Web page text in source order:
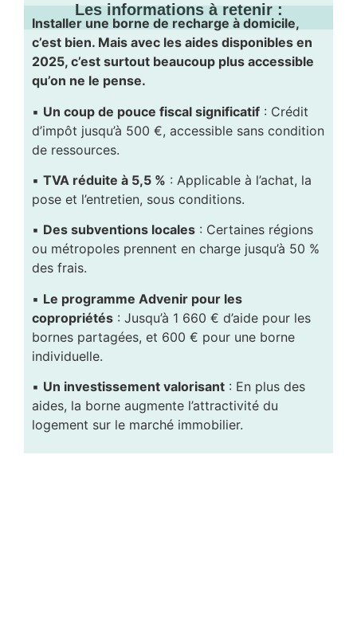
Les informations à retenir :
Installer une borne de recharge à domicile,
c’est bien. Mais avec les aides disponibles en
2025, c’est surtout beaucoup plus accessible
qu’on ne le pense.
▪️ Un coup de pouce fiscal significatif : Crédit
d’impôt jusqu’à 500 €, accessible sans condition
de ressources.
▪️ TVA réduite à 5,5 % : Applicable à l’achat, la
pose et l’entretien, sous conditions.
▪️ Des subventions locales : Certaines régions
ou métropoles prennent en charge jusqu’à 50 %
des frais.
▪️ Le programme Advenir pour les
copropriétés : Jusqu’à 1 660 € d’aide pour les
bornes partagées, et 600 € pour une borne
individuelle.
▪️ Un investissement valorisant : En plus des
aides, la borne augmente l’attractivité du
logement sur le marché immobilier.